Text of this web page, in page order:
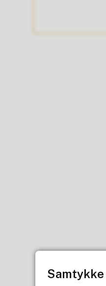
Samtykke